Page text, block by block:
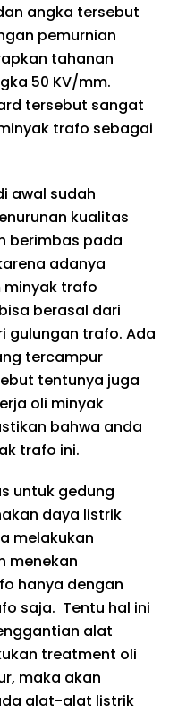
angka tersebut
pemurnian
tahanan
50 KV/mm.
tersebut sangat
trafo sebagai
awal sudah
kualitas
berimbas pada
adanya
trafo
berasal dari
gulungan trafo. Ada
tercampur
tentunya juga
oli minyak
bahwa anda
trafo ini.
untuk gedung
daya listrik
melakukan
menekan
hanya dengan
saja. Tentu hal ini
alat
treatment oli
maka akan
alat-alat listrik